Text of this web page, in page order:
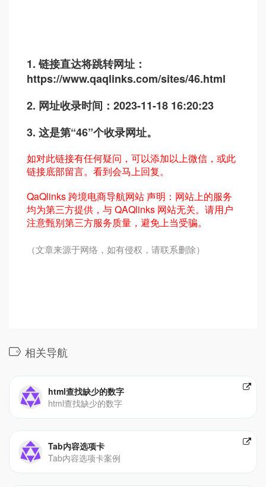
1. 链接直达将跳转网址：
https://www.qaqlinks.com/sites/46.html
2. 网址收录时间：2023-11-18 16:20:23
3. 这是第“46”个收录网址。
如对此链接有任何疑问，可以添加以上微信，或此
链接底部留言。看到会马上回复。
QaQlinks 跨境电商导航网站 声明：网站上的服务
均为第三方提供，与 QAQlinks 网站无关。请用户
注意甄别第三方服务质量，避免上当受骗。
（文章来源于网络，如有侵权，请联系删除）
相关导航
html查找缺少的数字
html查找缺少的数字
Tab内容选项卡
Tab内容选项卡案例